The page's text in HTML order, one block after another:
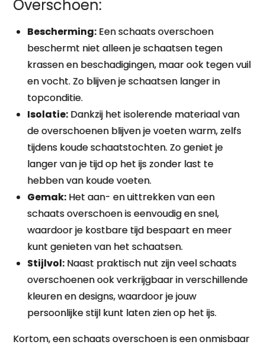
Overschoen:
Bescherming: Een schaats overschoen
beschermt niet alleen je schaatsen tegen
krassen en beschadigingen, maar ook tegen vuil
en vocht. Zo blijven je schaatsen langer in
topconditie.
Isolatie: Dankzij het isolerende materiaal van
de overschoenen blijven je voeten warm, zelfs
tijdens koude schaatstochten. Zo geniet je
langer van je tijd op het ijs zonder last te
hebben van koude voeten.
Gemak: Het aan- en uittrekken van een
schaats overschoen is eenvoudig en snel,
waardoor je kostbare tijd bespaart en meer
kunt genieten van het schaatsen.
Stijlvol: Naast praktisch nut zijn veel schaats
overschoenen ook verkrijgbaar in verschillende
kleuren en designs, waardoor je jouw
persoonlijke stijl kunt laten zien op het ijs.
Kortom, een schaats overschoen is een onmisbaar